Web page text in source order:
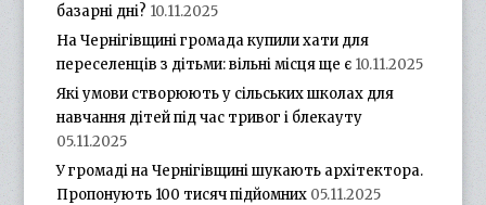
базарні дні? 10.11.2025
На Чернігівщині громада купили хати для
переселенців з дітьми: вільні місця ще є 10.11.2025
Які умови створюють у сільських школах для
навчання дітей під час тривог і блекауту
05.11.2025
У громаді на Чернігівщині шукають архітектора.
Пропонують 100 тисяч підйомних 05.11.2025